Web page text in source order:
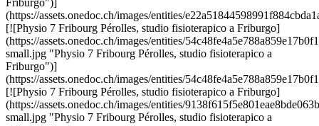
Friburgo")]
(https://assets.onedoc.ch/images/entities/
[![Physio 7 Fribourg Pérolles, studio fisioterapico a Friburgo]
(https://assets.onedoc.ch/images/entities/
small.jpg "Physio 7 Fribourg Pérolles, studio fisioterapico a
Friburgo")]
(https://assets.onedoc.ch/images/entities/
[![Physio 7 Fribourg Pérolles, studio fisioterapico a Friburgo]
(https://assets.onedoc.ch/images/entities/
small.jpg "Physio 7 Fribourg Pérolles, studio fisioterapico a